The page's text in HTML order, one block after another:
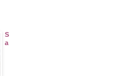
S
a